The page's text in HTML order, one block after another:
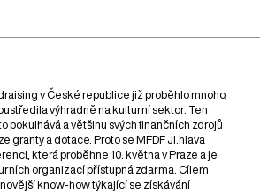
v České republice již proběhlo mnoho,
výhradně na kulturní sektor. Ten
pokulhává a většinu svých finančních zdrojů
granty a dotace. Proto se MFDF Ji.hlava
která proběhne 10. května v Praze a je
organizací přístupná zdarma. Cílem
know-how týkající se získávání